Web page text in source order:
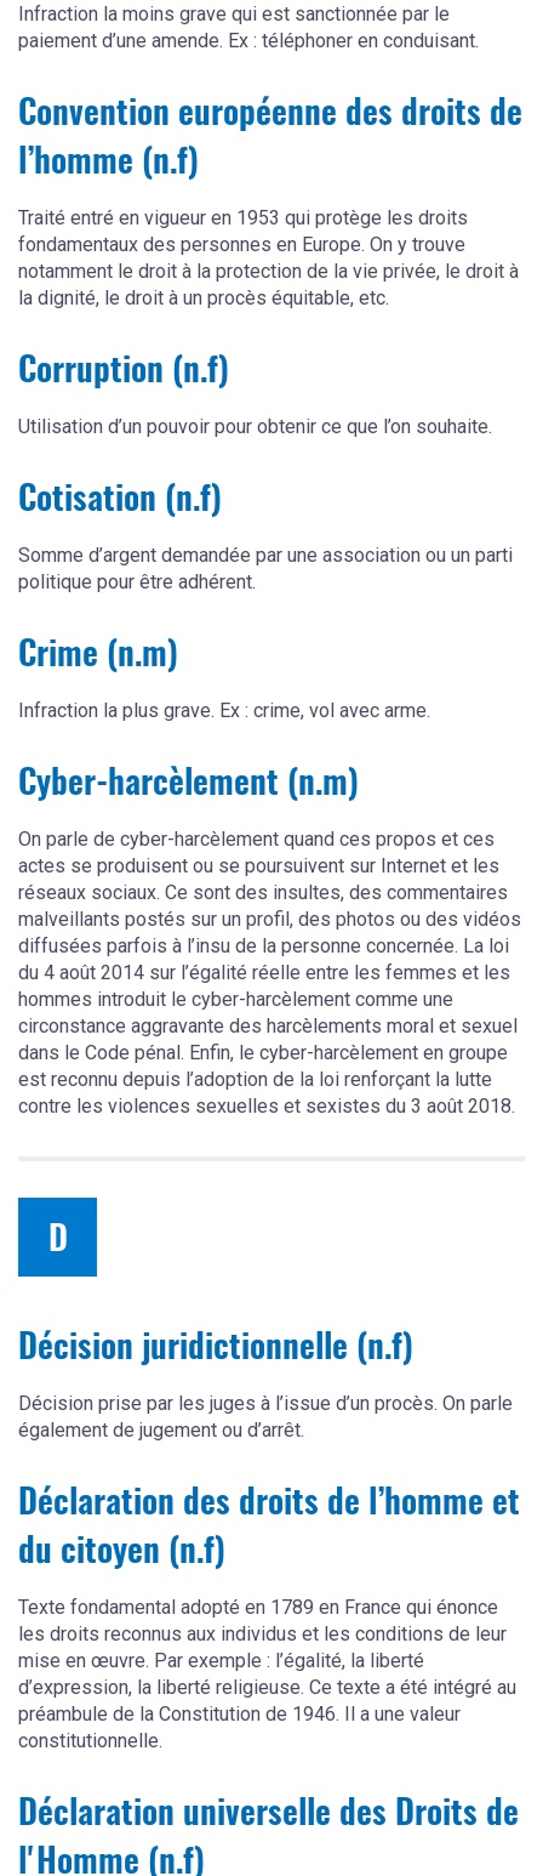
Infraction la moins grave qui est sanctionnée par le
paiement d’une amende. Ex : téléphoner en conduisant.
Convention européenne des droits de
l’homme (n.f)
Traité entré en vigueur en 1953 qui protège les droits
fondamentaux des personnes en Europe. On y trouve
notamment le droit à la protection de la vie privée, le droit à
la dignité, le droit à un procès équitable, etc.
Corruption (n.f)
Utilisation d’un pouvoir pour obtenir ce que l’on souhaite.
Cotisation (n.f)
Somme d’argent demandée par une association ou un parti
politique pour être adhérent.
Crime (n.m)
Infraction la plus grave. Ex : crime, vol avec arme.
Cyber-harcèlement (n.m)
On parle de cyber-harcèlement quand ces propos et ces
actes se produisent ou se poursuivent sur Internet et les
réseaux sociaux. Ce sont des insultes, des commentaires
malveillants postés sur un profil, des photos ou des vidéos
diffusées parfois à l’insu de la personne concernée. La loi
du 4 août 2014 sur l’égalité réelle entre les femmes et les
hommes introduit le cyber-harcèlement comme une
circonstance aggravante des harcèlements moral et sexuel
dans le Code pénal. Enfin, le cyber-harcèlement en groupe
est reconnu depuis l’adoption de la loi renforçant la lutte
contre les violences sexuelles et sexistes du 3 août 2018.
D
Décision juridictionnelle (n.f)
Décision prise par les juges à l’issue d’un procès. On parle
également de jugement ou d’arrêt.
Déclaration des droits de l’homme et
du citoyen (n.f)
Texte fondamental adopté en 1789 en France qui énonce
les droits reconnus aux individus et les conditions de leur
mise en œuvre. Par exemple : l’égalité, la liberté
d’expression, la liberté religieuse. Ce texte a été intégré au
préambule de la Constitution de 1946. Il a une valeur
constitutionnelle.
Déclaration universelle des Droits de
l'Homme (n.f)